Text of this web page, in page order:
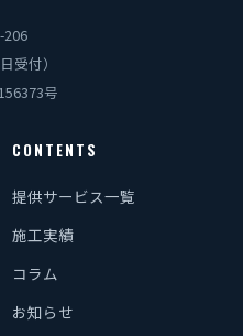
206
受付）
号
CONTENTS
提供サービス一覧
施工実績
コラム
お知らせ